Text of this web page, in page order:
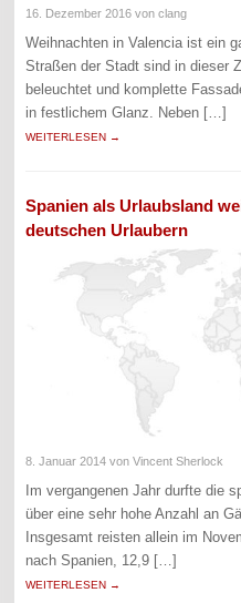
16. Dezember 2016 von clang
Weihnachten in Valencia ist ein
Straßen der Stadt sind in dieser
beleuchtet und komplette
in festlichem Glanz. Neben […]
WEITERLESEN →
Spanien als Urlaubsland
deutschen Urlaubern
8. Januar 2014 von Vincent Sherlock
Im vergangenen Jahr durfte die
über eine sehr hohe Anzahl an
Insgesamt reisten allein im
nach Spanien, 12,9 […]
WEITERLESEN →